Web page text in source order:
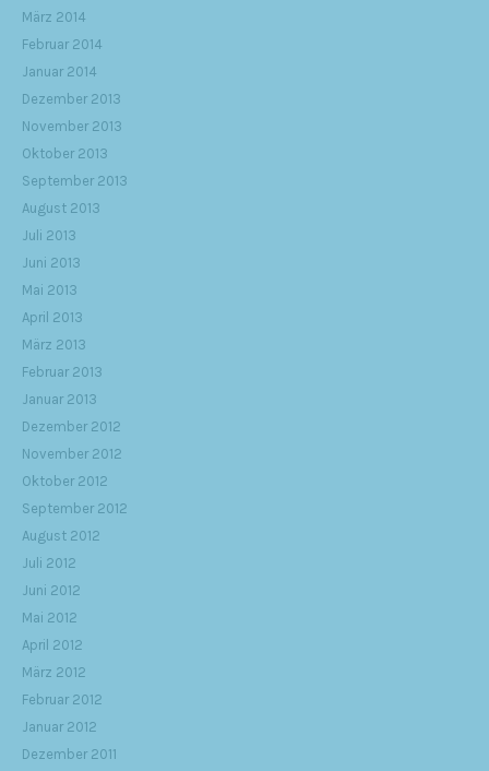
März 2014
Februar 2014
Januar 2014
Dezember 2013
November 2013
Oktober 2013
September 2013
August 2013
Juli 2013
Juni 2013
Mai 2013
April 2013
März 2013
Februar 2013
Januar 2013
Dezember 2012
November 2012
Oktober 2012
September 2012
August 2012
Juli 2012
Juni 2012
Mai 2012
April 2012
März 2012
Februar 2012
Januar 2012
Dezember 2011